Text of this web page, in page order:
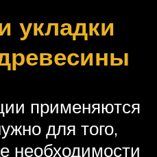
укладки
применяются
для того,
необходимости